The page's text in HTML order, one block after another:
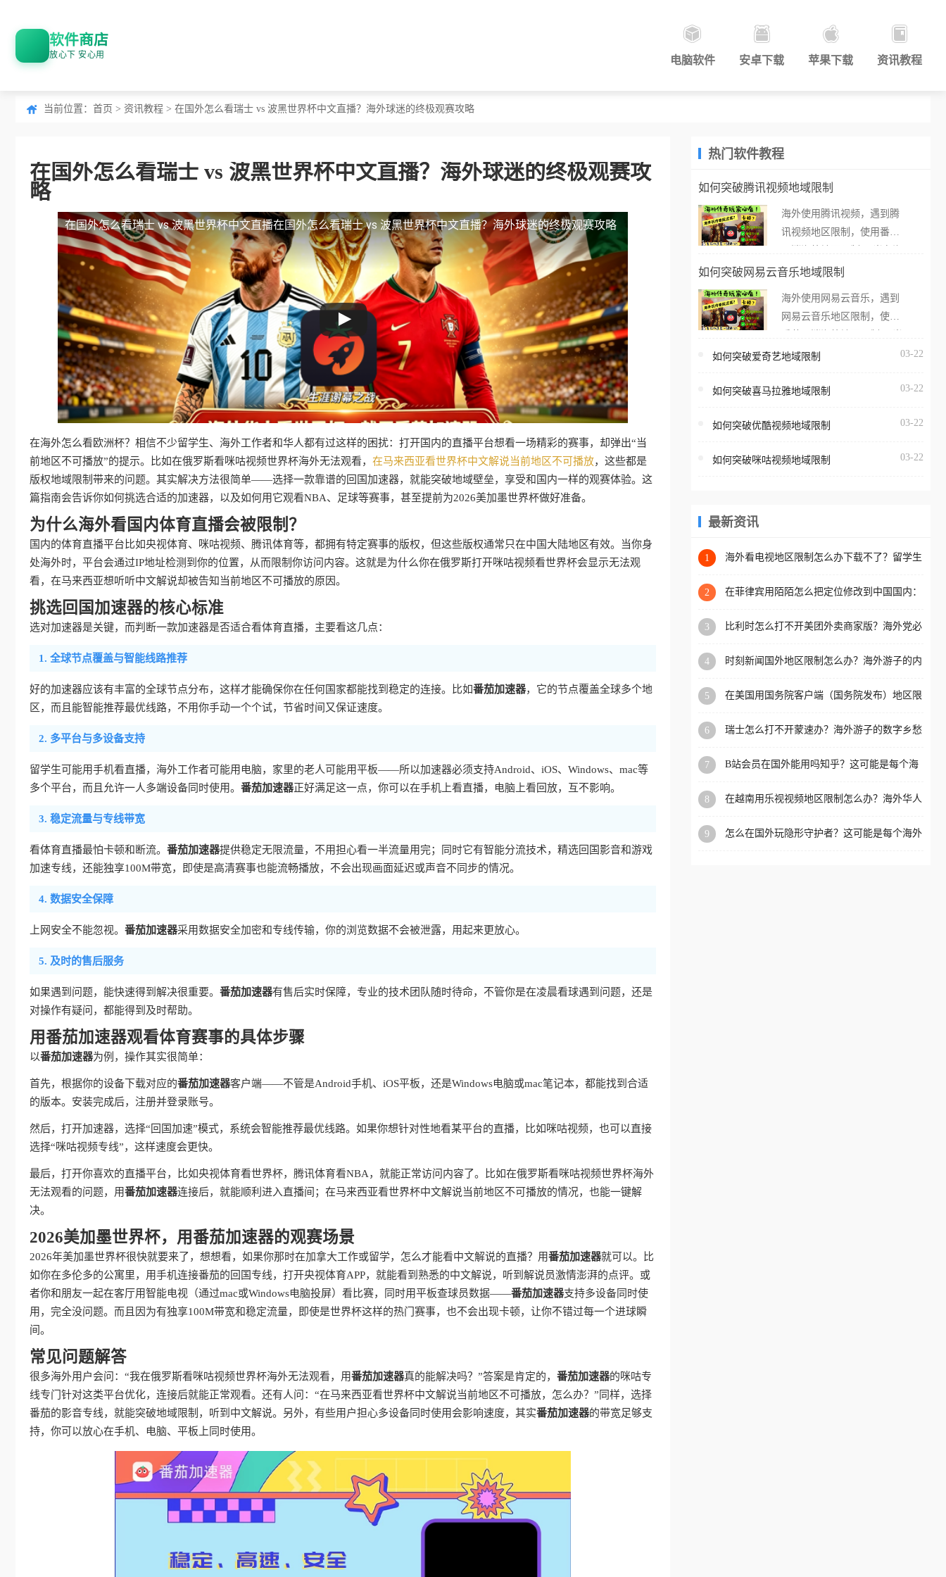
软件商店
放心下 安心用 电脑软件 安卓下载 苹果下载 资讯教程
当前位置： 首页 > 资讯教程 > 在国外怎么看瑞士 vs 波黑世界杯中文直播？海外球迷的终极观赛攻略
在国外怎么看瑞士 vs 波黑世界杯中文直播？海外球迷的终极观赛攻
略
在国外怎么看瑞士 vs 波黑世界杯中文直播在国外怎么看瑞士 vs 波黑世界杯中文直播？海外球迷的终极观赛攻略
在海外怎么看欧洲杯？相信不少留学生、海外工作者和华人都有过这样的困扰：打开国内的直播平台想看一场精彩的赛事，却弹出“当
前地区不可播放”的提示。比如在俄罗斯看咪咕视频世界杯海外无法观看， 在马来西亚看世界杯中文解说当前地区不可播放，这些都是
版权地域限制带来的问题。其实解决方法很简单——选择一款靠谱的回国加速器，就能突破地域壁垒，享受和国内一样的观赛体验。这
篇指南会告诉你如何挑选合适的加速器，以及如何用它观看NBA、足球等赛事，甚至提前为2026美加墨世界杯做好准备。
为什么海外看国内体育直播会被限制？
国内的体育直播平台比如央视体育、咪咕视频、腾讯体育等，都拥有特定赛事的版权，但这些版权通常只在中国大陆地区有效。当你身
处海外时，平台会通过IP地址检测到你的位置，从而限制你访问内容。这就是为什么你在俄罗斯打开咪咕视频看世界杯会显示无法观
看，在马来西亚想听听中文解说却被告知当前地区不可播放的原因。
挑选回国加速器的核心标准
选对加速器是关键，而判断一款加速器是否适合看体育直播，主要看这几点：
1. 全球节点覆盖与智能线路推荐
好的加速器应该有丰富的全球节点分布，这样才能确保你在任何国家都能找到稳定的连接。比如番茄加速器，它的节点覆盖全球多个地
区，而且能智能推荐最优线路，不用你手动一个个试，节省时间又保证速度。
2. 多平台与多设备支持
留学生可能用手机看直播，海外工作者可能用电脑，家里的老人可能用平板——所以加速器必须支持Android、iOS、Windows、mac等
多个平台，而且允许一人多端设备同时使用。 番茄加速器正好满足这一点，你可以在手机上看直播，电脑上看回放，互不影响。
3. 稳定流量与专线带宽
看体育直播最怕卡顿和断流。 番茄加速器提供稳定无限流量，不用担心看一半流量用完；同时它有智能分流技术，精选回国影音和游戏
加速专线，还能独享100M带宽，即使是高清赛事也能流畅播放，不会出现画面延迟或声音不同步的情况。
4. 数据安全保障
上网安全不能忽视。 番茄加速器采用数据安全加密和专线传输，你的浏览数据不会被泄露，用起来更放心。
5. 及时的售后服务
如果遇到问题，能快速得到解决很重要。 番茄加速器有售后实时保障，专业的技术团队随时待命，不管你是在凌晨看球遇到问题，还是
对操作有疑问，都能得到及时帮助。
用番茄加速器观看体育赛事的具体步骤
以番茄加速器为例，操作其实很简单：
首先，根据你的设备下载对应的番茄加速器客户端——不管是Android手机、iOS平板，还是Windows电脑或mac笔记本，都能找到合适
的版本。安装完成后，注册并登录账号。
然后，打开加速器，选择“回国加速”模式，系统会智能推荐最优线路。如果你想针对性地看某平台的直播，比如咪咕视频，也可以直接
选择“咪咕视频专线”，这样速度会更快。
最后，打开你喜欢的直播平台，比如央视体育看世界杯，腾讯体育看NBA，就能正常访问内容了。比如在俄罗斯看咪咕视频世界杯海外
无法观看的问题，用番茄加速器连接后，就能顺利进入直播间；在马来西亚看世界杯中文解说当前地区不可播放的情况，也能一键解
决。
2026美加墨世界杯，用番茄加速器的观赛场景
2026年美加墨世界杯很快就要来了，想想看，如果你那时在加拿大工作或留学，怎么才能看中文解说的直播？用番茄加速器就可以。比
如你在多伦多的公寓里，用手机连接番茄的回国专线，打开央视体育APP，就能看到熟悉的中文解说，听到解说员激情澎湃的点评。或
者你和朋友一起在客厅用智能电视（通过mac或Windows电脑投屏）看比赛，同时用平板查球员数据——番茄加速器支持多设备同时使
用，完全没问题。而且因为有独享100M带宽和稳定流量，即使是世界杯这样的热门赛事，也不会出现卡顿，让你不错过每一个进球瞬
间。
常见问题解答
很多海外用户会问：“我在俄罗斯看咪咕视频世界杯海外无法观看，用番茄加速器真的能解决吗？”答案是肯定的， 番茄加速器的咪咕专
线专门针对这类平台优化，连接后就能正常观看。还有人问：“在马来西亚看世界杯中文解说当前地区不可播放，怎么办？”同样，选择
番茄的影音专线，就能突破地域限制，听到中文解说。另外，有些用户担心多设备同时使用会影响速度，其实番茄加速器的带宽足够支
持，你可以放心在手机、电脑、平板上同时使用。
热门软件教程
如何突破腾讯视频地域限制
海外使用腾讯视频，遇到腾
讯视频地区限制，使用番茄
外打开腾讯视频，却突然弹
地区无法播放”的提示语。
海外用户如香港、澳门、台
亚、欧洲等国家和地区时，
台一样，出现地区及版权限
地区播放。 遇到这个问题的
区工作、留学、定居等，都
权限制所困扰。
如何突破网易云音乐地域限制
海外使用网易云音乐，遇到
网易云音乐地区限制，使用
在海外打开网易云音乐，却
所在的地区无法播放”的提示
门、台湾、美国、加拿大、
区时，网易云音乐也会像其
回国加速器，即可解决「海
版权限制」的问题，无论人
国、加拿大、澳大利亚、欧
学、定居等，都可以使用，
扰。
如何突破爱奇艺地域限制 03-22
如何突破喜马拉雅地域限制 03-22
如何突破优酷视频地域限制 03-22
如何突破咪咕视频地域限制 03-22
最新资讯
1
海外看电视地区限制怎么办下载不了？留学生
2
在菲律宾用陌陌怎么把定位修改到中国国内：
3
比利时怎么打不开美团外卖商家版？海外党必
4
时刻新闻国外地区限制怎么办？海外游子的内
5
在美国用国务院客户端（国务院发布）地区限
6
瑞士怎么打不开蒙速办？海外游子的数字乡愁
7
B站会员在国外能用吗知乎？这可能是每个海
8
在越南用乐视视频地区限制怎么办？海外华人
9
怎么在国外玩隐形守护者？这可能是每个海外